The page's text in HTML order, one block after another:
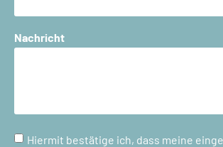
Nachricht
Hiermit bestätige ich, dass meine